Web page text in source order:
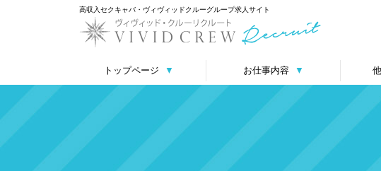
高収入セクキャバ・ヴィヴィッドクルーグループ求人サイト
トップページ ▼ お仕事内容 ▼